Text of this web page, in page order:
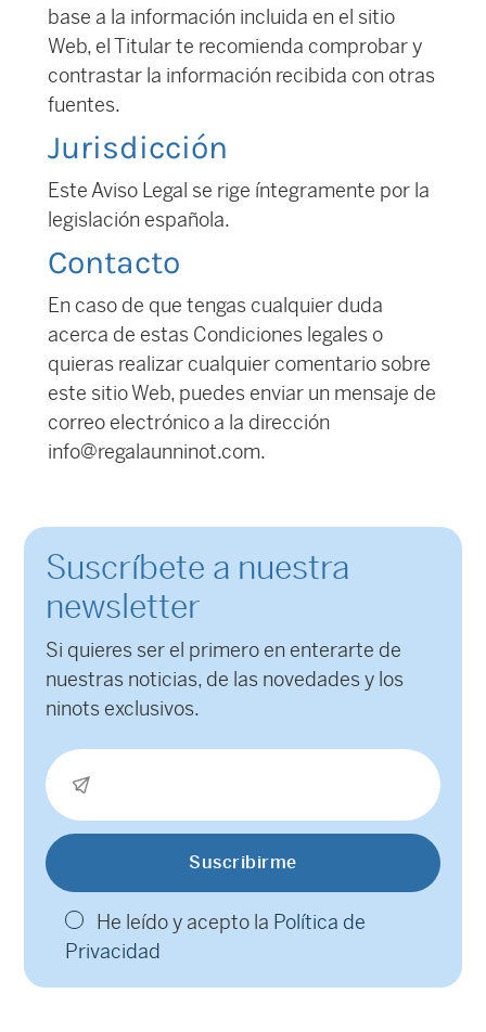
base a la información incluida en el sitio
Web, el Titular te recomienda comprobar y
contrastar la información recibida con otras
fuentes.
Jurisdicción
Este Aviso Legal se rige íntegramente por la
legislación española.
Contacto
En caso de que tengas cualquier duda
acerca de estas Condiciones legales o
quieras realizar cualquier comentario sobre
este sitio Web, puedes enviar un mensaje de
correo electrónico a la dirección
info@regalaunninot.com.
Suscríbete a nuestra
newsletter
Si quieres ser el primero en enterarte de
nuestras noticias, de las novedades y los
ninots exclusivos.
He leído y acepto la Política de
Privacidad